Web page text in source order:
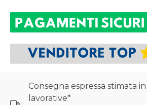
Consegna espressa stimata
lavorative*